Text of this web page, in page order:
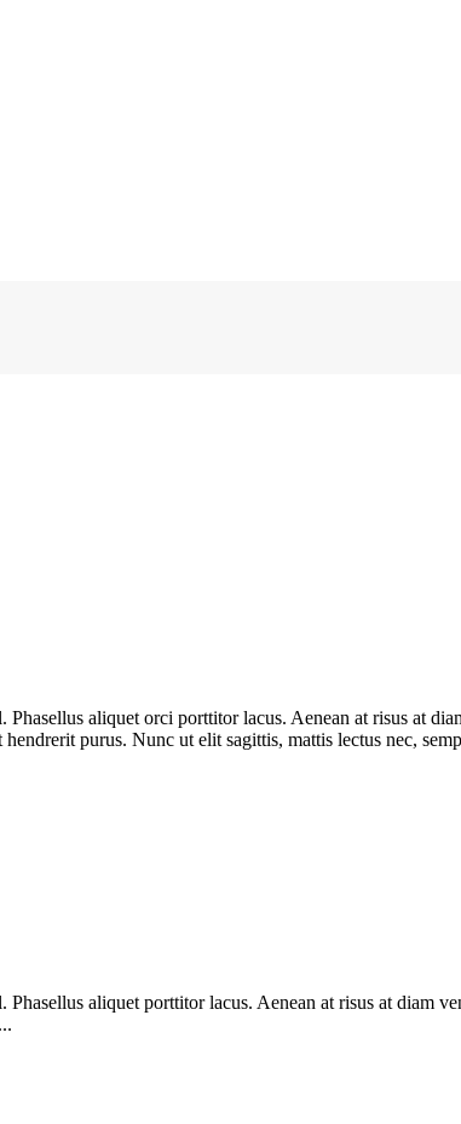
aliquet orci porttitor lacus. Aenean at risus at
purus. Nunc ut elit sagittis, mattis lectus nec,
aliquet porttitor lacus. Aenean at risus at diam